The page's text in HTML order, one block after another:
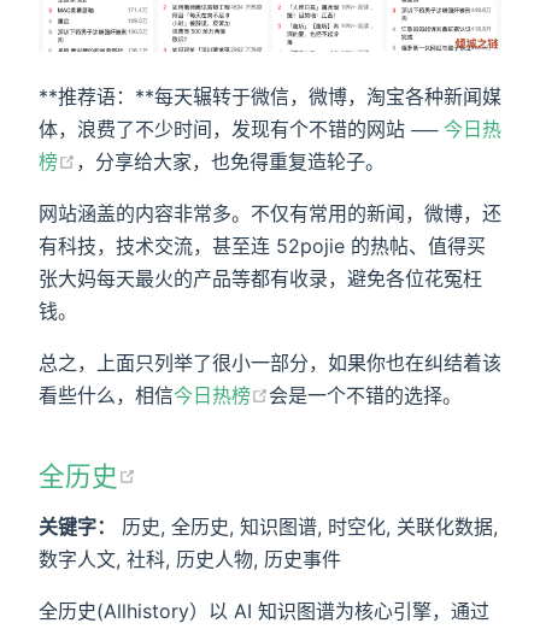
**推荐语：**每天辗转于微信，微博，淘宝各种新闻媒
体，浪费了不少时间，发现有个不错的网站 ── 今日热
榜
，分享给大家，也免得重复造轮子。
网站涵盖的内容非常多。不仅有常用的新闻，微博，还
有科技，技术交流，甚至连 52pojie 的热帖、值得买
张大妈每天最火的产品等都有收录，避免各位花冤枉
钱。
总之，上面只列举了很小一部分，如果你也在纠结着该
看些什么，相信今日热榜 会是一个不错的选择。
全历史
关键字：
历史, 全历史, 知识图谱, 时空化, 关联化数据,
数字人文, 社科, 历史人物, 历史事件
全历史(Allhistory）以 AI 知识图谱为核心引擎，通过